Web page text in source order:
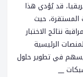
قد يُؤدي هذا
المستقرة، حيث
نتائج الاختبار
الرئيسية
يُسهم في تطوير حلول
__